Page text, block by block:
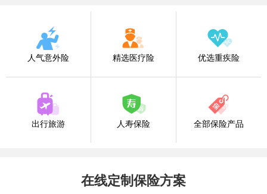
人气意外险 精选医疗险 优选重疾险
出行旅游 人寿保险 全部保险产品
在线定制保险方案